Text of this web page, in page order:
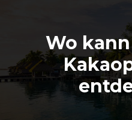
Wo